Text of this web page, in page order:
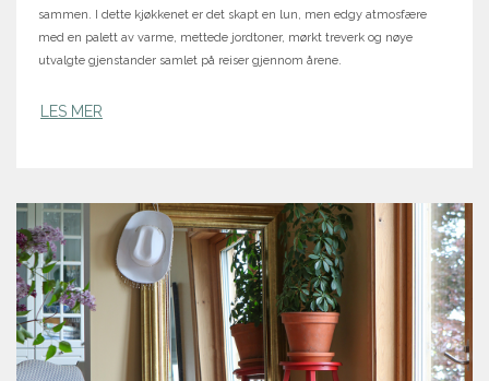
sammen. I dette kjøkkenet er det skapt en lun, men edgy atmosfære
med en palett av varme, mettede jordtoner, mørkt treverk og nøye
utvalgte gjenstander samlet på reiser gjennom årene.
LES MER